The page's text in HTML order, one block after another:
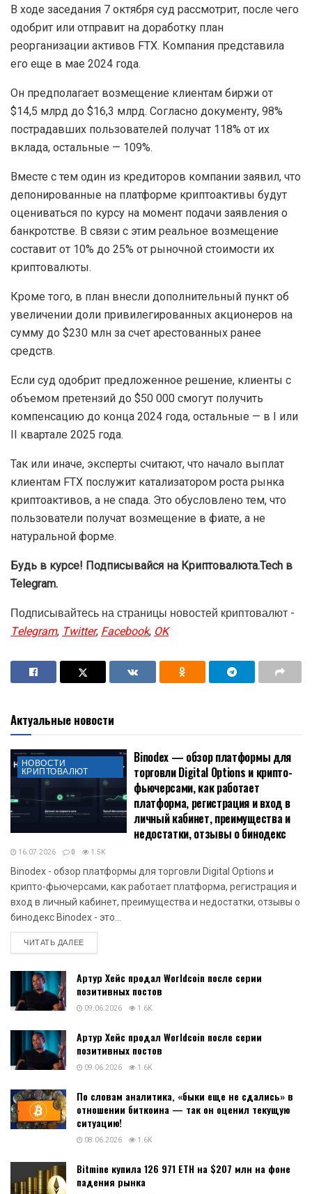
В ходе заседания 7 октября суд рассмотрит, после чего
одобрит или отправит на доработку план
реорганизации активов FTX. Компания представила
его еще в мае 2024 года.
Он предполагает возмещение клиентам биржи от
$14,5 млрд до $16,3 млрд. Согласно документу, 98%
пострадавших пользователей получат 118% от их
вклада, остальные — 109%.
Вместе с тем один из кредиторов компании заявил, что
депонированные на платформе криптоактивы будут
оцениваться по курсу на момент подачи заявления о
банкротстве. В связи с этим реальное возмещение
составит от 10% до 25% от рыночной стоимости их
криптовалюты.
Кроме того, в план внесли дополнительный пункт об
увеличении доли привилегированных акционеров на
сумму до $230 млн за счет арестованных ранее
средств.
Если суд одобрит предложенное решение, клиенты с
объемом претензий до $50 000 смогут получить
компенсацию до конца 2024 года, остальные — в I или
II квартале 2025 года.
Так или иначе, эксперты считают, что начало выплат
клиентам FTX послужит катализатором роста рынка
криптоактивов, а не спада. Это обусловлено тем, что
пользователи получат возмещение в фиате, а не
натуральной форме.
Будь в курсе! Подписывайся на Криптовалюта.Tech в
Telegram.
Подписывайтесь на страницы новостей криптовалют -
Telegram,Twitter,Facebook,OK
Актуальные новости
НОВОСТИ
КРИПТОВАЛЮТ
Binodex — обзор платформы для
торговли Digital Options и крипто-
фьючерсами, как работает
платформа, регистрация и вход в
личный кабинет, преимущества и
недостатки, отзывы о бинодекс
16.07.2026 0 1.5K
Binodex - обзор платформы для торговли Digital Options и
крипто-фьючерсами, как работает платформа, регистрация и
вход в личный кабинет, преимущества и недостатки, отзывы о
бинодекс Binodex - это...
ЧИТАТЬ ДАЛЕЕDETAILS
Артур Хейс продал Worldcoin после серии
позитивных постов
09.06.2026 1.6K
Артур Хейс продал Worldcoin после серии
позитивных постов
09.06.2026 1.6K
По словам аналитика, «быки еще не сдались» в
отношении биткоина — так он оценил текущую
ситуацию!
08.06.2026 1.6K
Bitmine купила 126 971 ETH на $207 млн на фоне
падения рынка